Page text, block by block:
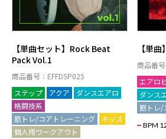
【単曲セット】Rock Beat
Pack Vol.1
商品番号：EFFDSP025
ステップ
アクア
ダンスエアロ
格闘技系
筋トレ/コアトレーニング
キッズ
個人用ワークアウト
【単
商品番
エアロ
ダンス
筋トレ/
BPM